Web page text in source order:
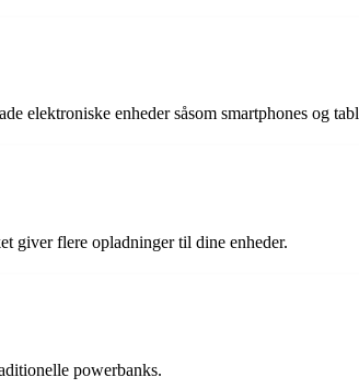
elektroniske enheder såsom smartphones og
giver flere opladninger til dine enheder.
powerbanks.